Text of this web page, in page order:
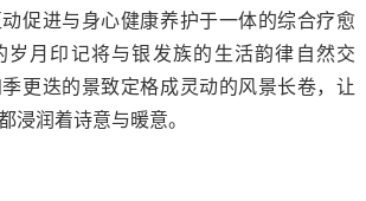
促进与身心健康养护于一体的综合疗愈
岁月印记将与银发族的生活韵律自然交
更迭的景致定格成灵动的风景长卷，让
浸润着诗意与暖意。